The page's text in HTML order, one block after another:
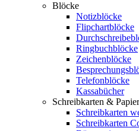
Blöcke
Notizblöcke
Flipchartblöcke
Ringbuchblöcke
Zeichenblöcke
Telefonblöcke
Kassabücher
Schreibkarten &
Schreibkarten
Schreibkarten